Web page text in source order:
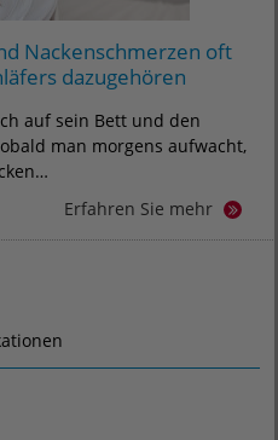
Nackenschmerzen oft
dazugehören
auf sein Bett und den
man morgens aufwacht,
Erfahren Sie mehr